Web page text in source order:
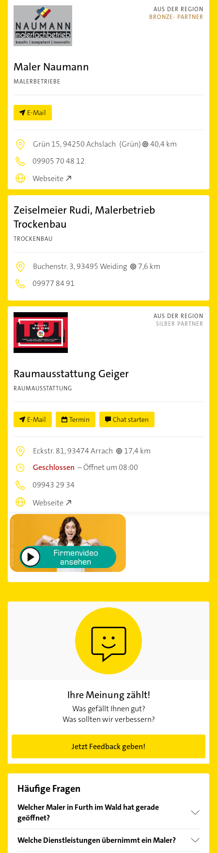
AUS DER REGION
BRONZE- PARTNER
Maler Naumann
MALERBETRIEBE
E-Mail
Grün 15,94250 Achslach (Grün)
40,4 km
09905 70 48 12
Webseite
Zeiselmeier Rudi, Malerbetrieb
Trockenbau
TROCKENBAU
Buchenstr. 3,93495 Weiding
7,6 km
09977 84 91
AUS DER REGION
SILBER PARTNER
Raumausstattung Geiger
RAUMAUSSTATTUNG
E-Mail Termin Chat starten
Eckstr. 81,93474 Arrach
17,4 km
Geschlossen –Öffnet um 08:00
09943 29 34
Webseite
Ihre Meinung zählt!
Was gefällt Ihnen gut?
Was sollten wir verbessern?
Jetzt Feedback geben!
Häufige Fragen
Welcher Maler in Furth im Wald hat gerade
geöffnet?
Bitte beachten Sie, dass diese an Sonn- und
Welche Dienstleistungen übernimmt ein Maler?